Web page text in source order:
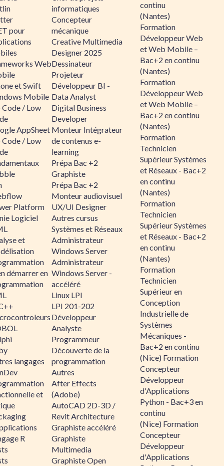
pour
Web
et Swift
Mobile
/ Low
AppSheet
/ Low
Platform
Logiciel
et
démarrer en
langages
et
R
informatiques
Concepteur
mécanique
Creative Multimedia
Designer 2025
Dessinateur
Projeteur
Développeur BI -
Data Analyst
Digital Business
Developer
Monteur Intégrateur
de contenus e-
learning
Prépa Bac +2
Graphiste
Prépa Bac +2
Monteur audiovisuel
UX/UI Designer
Autres cursus
Systèmes et Réseaux
Administrateur
Windows Server
Administrateur
Windows Server -
accéléré
Linux LPI
LPI 201-202
Développeur
Analyste
Programmeur
Découverte de la
programmation
Autres
After Effects
(Adobe)
AutoCAD 2D-3D /
Revit Architecture
Graphiste accéléré
Graphiste
Multimedia
Graphiste Open
continu
(Nantes)
Formation
Développeur Web
et Web Mobile –
Bac+2 en continu
(Nantes)
Formation
Développeur Web
et Web Mobile –
Bac+2 en continu
(Nantes)
Formation
Technicien
Supérieur Systèmes
et Réseaux - Bac+2
en continu
(Nantes)
Formation
Technicien
Supérieur Systèmes
et Réseaux - Bac+2
en continu
(Nantes)
Formation
Technicien
Supérieur en
Conception
Industrielle de
Systèmes
Mécaniques -
Bac+2 en continu
(Nice) Formation
Concepteur
Développeur
d'Applications
Python - Bac+3 en
continu
(Nice) Formation
Concepteur
Développeur
d'Applications